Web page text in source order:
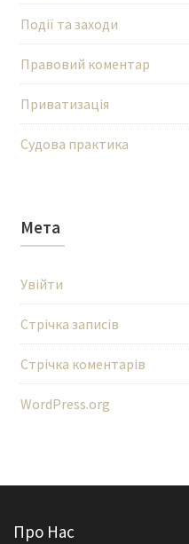
Події та заходи
Правовий коментар
Приватизація
Судова практика
Мета
Увійти
Стрічка записів
Стрічка коментарів
WordPress.org
Про Нас